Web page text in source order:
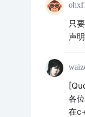
只
声
各
在